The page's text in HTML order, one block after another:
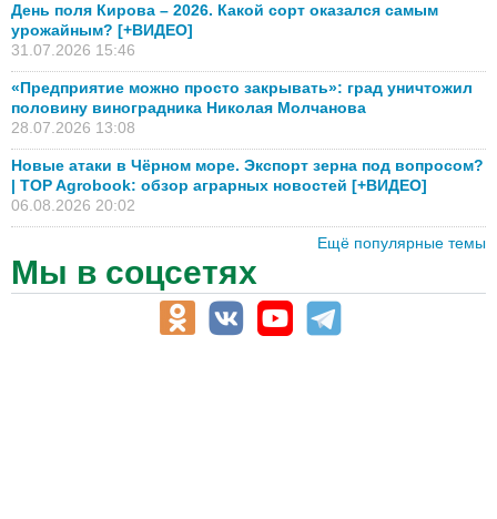
День поля Кирова – 2026. Какой сорт оказался самым
урожайным? [+ВИДЕО]
31.07.2026 15:46
«Предприятие можно просто закрывать»: град уничтожил
половину виноградника Николая Молчанова
28.07.2026 13:08
Новые атаки в Чёрном море. Экспорт зерна под вопросом?
| TOP Agrobook: обзор аграрных новостей [+ВИДЕО]
06.08.2026 20:02
Ещё популярные темы
Мы в соцсетях